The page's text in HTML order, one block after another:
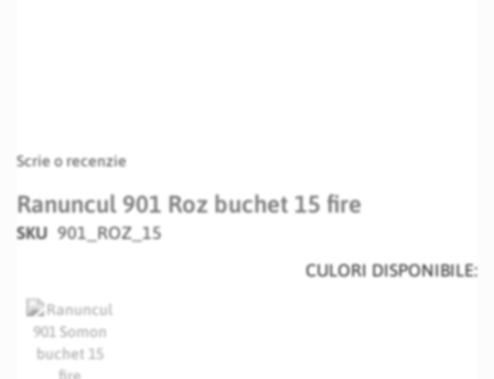
Scrie o recenzie
Ranuncul 901 Roz buchet 15 fire
SKU 901_ROZ_15
CULORI DISPONIBILE: